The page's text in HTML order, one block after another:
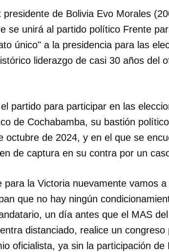
presidente de Bolivia Evo Morales
se unirá al partido político Frente
único" a la presidencia para las
liderazgo de casi 30 años del
partido para participar en las
de Cochabamba, su bastión
octubre de 2024, y en el que se
de captura en su contra por un
para la Victoria nuevamente vamos
que no hay ningún
un día antes que el MAS
distanciado, realice un
oficialista, ya sin la participación de